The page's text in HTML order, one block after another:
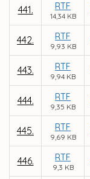
441. RTF
14,34 KB
442. RTF
9,93 KB
443. RTF
9,94 KB
444. RTF
9,35 KB
445. RTF
9,69 KB
446. RTF
9,3 KB